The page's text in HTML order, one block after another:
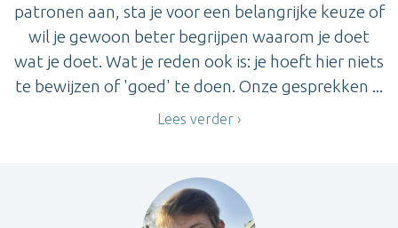
patronen aan, sta je voor een belangrijke keuze of
wil je gewoon beter begrijpen waarom je doet
wat je doet. Wat je reden ook is: je hoeft hier niets
te bewijzen of 'goed' te doen. Onze gesprekken ...
Lees verder